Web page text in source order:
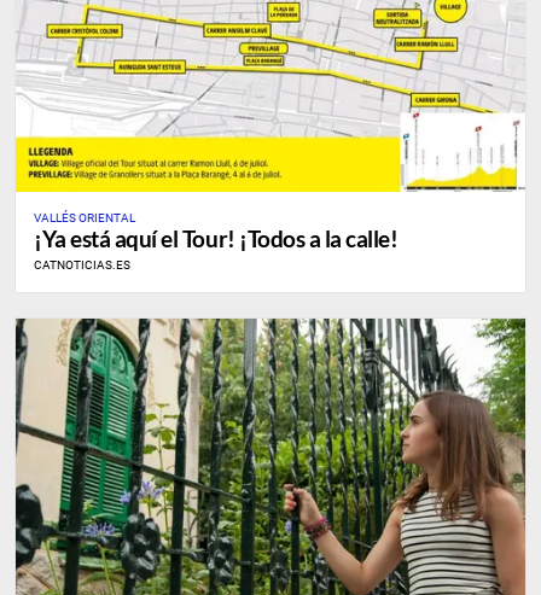
VALLÉS ORIENTAL
¡Ya está aquí el Tour! ¡Todos a la calle!
CATNOTICIAS.ES